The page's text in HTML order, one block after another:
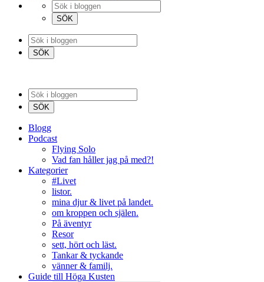
Blogg
Podcast
Flying Solo
Vad fan håller jag på med?!
Kategorier
#Livet
listor.
mina djur & livet på landet.
om kroppen och själen.
På äventyr
Resor
sett, hört och läst.
Tankar & tyckande
vänner & familj.
Guide till Höga Kusten